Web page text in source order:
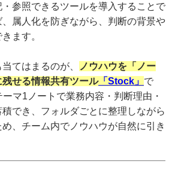
参照できるツールを導入することで
属人化を防ぎながら、判断の背景や
ます。
てはまるのが、
ノウハウを「ノー
残せる情報共有ツール「Stock」 で
マ1ノートで業務内容・判断理由・
でき、フォルダごとに整理しながら
、チーム内でノウハウが自然に引き